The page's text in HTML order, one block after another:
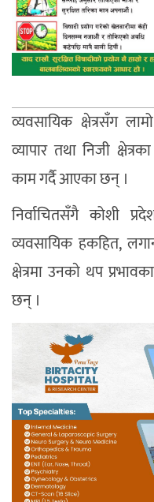
व्यवसायिक क्षेत्रसँग
व्यापार तथा निजी
काम गर्दै आएका छन् ।
निर्वाचितसँगै कोशी
व्यवसायिक हकहित,
क्षेत्रमा उनकाे थप
छन् ।